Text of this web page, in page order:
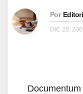
Por
DIC 28,